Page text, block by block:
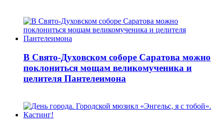
В Свято-Духовском соборе Саратова можно
поклониться мощам великомученика и
целителя Пантелеимона